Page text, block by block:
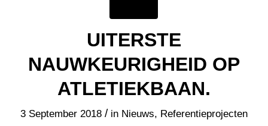
UITERSTE
NAUWKEURIGHEID OP
ATLETIEKBAAN.
3 September 2018 / in Nieuws, Referentieprojecten